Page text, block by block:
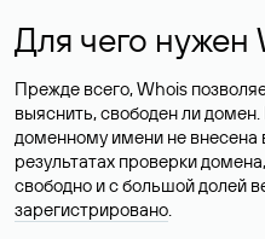
Для чего нужен
Прежде всего, Whois
выяснить, свободен ли
доменному имени не внесена
результатах проверки
свободно и с большой долей
зарегистрировано.